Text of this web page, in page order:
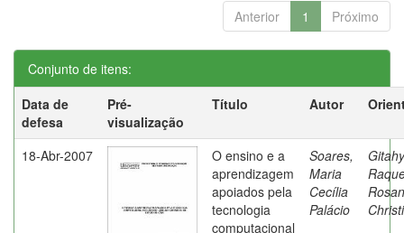
Anterior 1 Próximo
Conjunto de itens:
Data de
defesa
Pré-
visualização
Título Autor
18-Abr-2007
O ensino e a
aprendizagem
apoiados pela
tecnologia
computacional
Soares,
Maria
Cecília
Palácio
Rosan